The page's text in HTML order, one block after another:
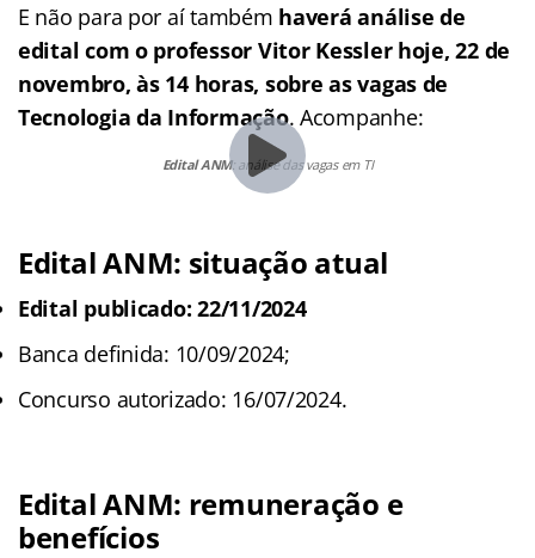
E não para por aí também haverá análise de
edital com o professor Vitor Kessler hoje, 22 de
novembro, às 14 horas, sobre as vagas de
Tecnologia da Informação. Acompanhe:
Edital ANM: análise das vagas em TI
Edital ANM: situação atual
Edital publicado: 22/11/2024
Banca definida: 10/09/2024;
Concurso autorizado: 16/07/2024.
Edital ANM: remuneração e
benefícios